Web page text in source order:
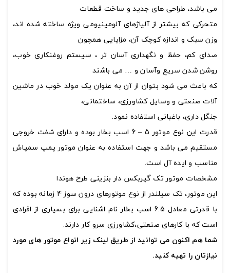
می باشد، طراحی های جدید و ساخت قطعات
متحرکی که بیشتر از آلیاژهای آلومینیومی ویژه ساخته شده اند،
وزن سبک و اندازه کوچک آن، مزایایی همچون
صدای کم، حفظ و نگهداری آسان تر ، سیستم روغنکاری خوب،
روشن شدن سریع وآسان و … می باشند
که باعث می شود بتوان از آن به عنوان یک مولد خوب در ماشین
آلات صنعتی و وسایل کشاورزی، ساختمانی،
جنگل داری، باغبانی استفاده نمود.
قدرت این نوع موتور 5 – 6 اسب بخار بوده و دارای شفت خروجی
مستقیم می باشد و جهت استفاده به عنوان موتور پمپ سمپاش
مناسب و ایده آل است.
مشخصات موتور تک گیربکس دار بنزینی طرح هوندا
این موتور، تک سیلندر از نوع موتورهای درون سوز 4 زمانه بوده که
با قدرتی معادل 6.5 اسب بخار نام اشنایی برای بسیاری از افرادی
است که با کارهای صنعتی،کشاورزی سرو کار دارند.
شما هم اکنون می توانید از طریق لینک زیر انواع موتور های مورد
نیازتان را تهیه کنید.